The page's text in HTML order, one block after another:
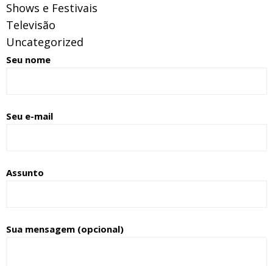
Shows e Festivais
Televisão
Uncategorized
Seu nome
Seu e-mail
Assunto
Sua mensagem (opcional)